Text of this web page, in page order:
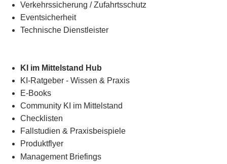
Verkehrssicherung /Zufahrtsschutz
Eventsicherheit
Technische Dienstleister
KI im Mittelstand Hub
KI-Ratgeber - Wissen & Praxis
E-Books
Community KI im Mittelstand
Checklisten
Fallstudien & Praxisbeispiele
Produktflyer
Management Briefings